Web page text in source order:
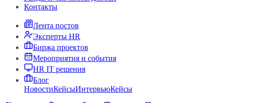
Контакты
Лента постов
Эксперты HR
Биржа проектов
Мероприятия и события
HR IT решения
Блог
НовостиКейсыИнтервьюКейсы